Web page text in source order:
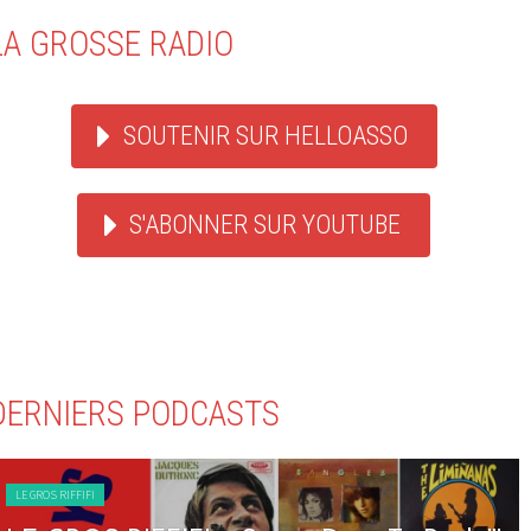
GROSSE RADIO
SOUTENIR SUR HELLOASSO
S'ABONNER SUR YOUTUBE
PODCASTS
LE GROS RIFFIFI